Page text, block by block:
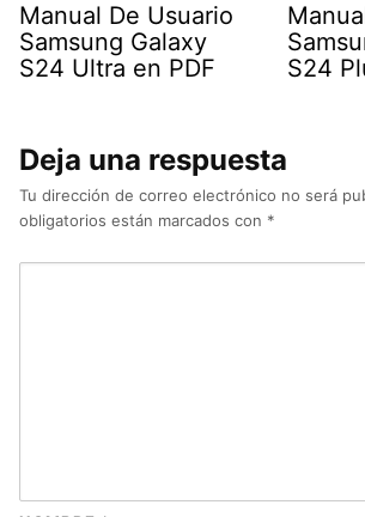
Manual De Usuario
Samsung Galaxy
S24 Ultra en PDF
S24
Deja una respuesta
Tu dirección de correo electrónico no será
obligatorios están marcados con *